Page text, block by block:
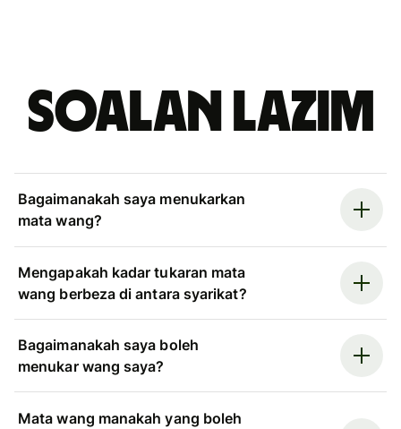
Soalan Lazim
Bagaimanakah saya menukarkan
mata wang?
Mengapakah kadar tukaran mata
wang berbeza di antara syarikat?
Bagaimanakah saya boleh
menukar wang saya?
Mata wang manakah yang boleh